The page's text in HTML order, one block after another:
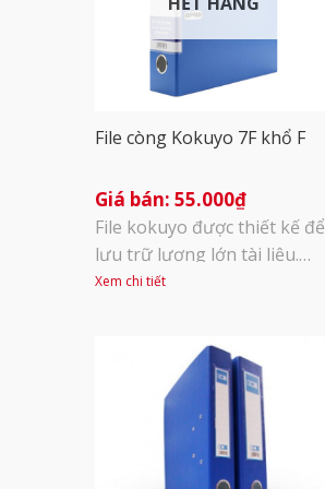
File còng Kokuyo 7F khổ F
55.000₫
File kokuyo được thiết kế để
lưu trữ lượng lớn tài liệu.
Kẹp nhựa chặn tài liệu: là
chắc chắn, không bị lệch khi
đóng/ mở, thao tác đơn giản.
Mặt ngoài được bao phủ bởi
màng PP, thân thiện với môi
trường. Tem gáy [...]
Xem chi tiết